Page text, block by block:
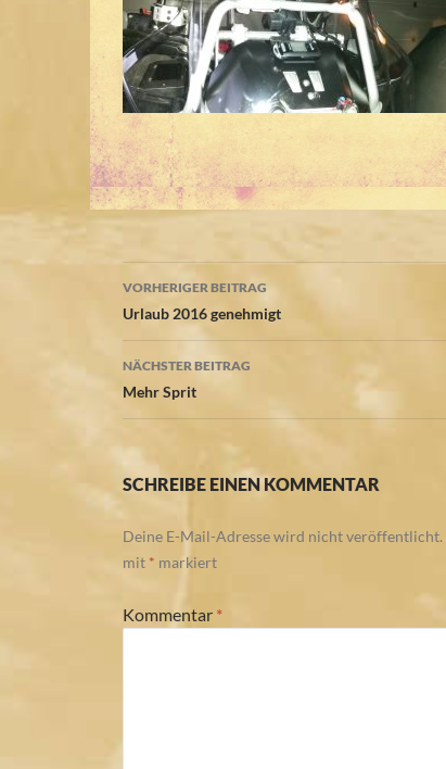
Beitragsnavigation
VORHERIGER BEITRAG
Urlaub 2016 genehmigt
NÄCHSTER BEITRAG
Mehr Sprit
SCHREIBE EINEN KOMMENTAR
Deine E-Mail-Adresse wird nicht veröffentlicht.
mit * markiert
Kommentar *